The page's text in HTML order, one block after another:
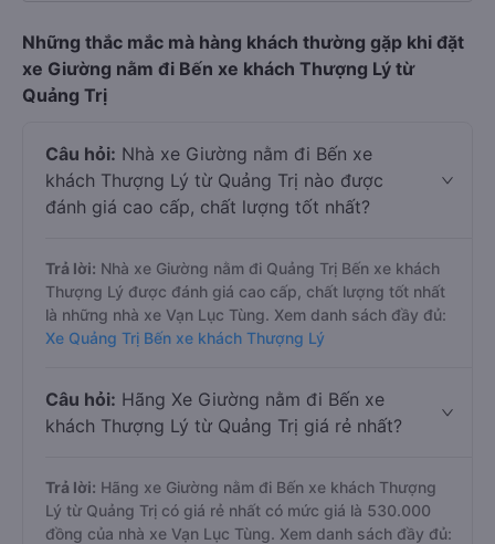
Những thắc mắc mà hàng khách thường gặp khi đặt
xe Giường nằm đi Bến xe khách Thượng Lý từ
Quảng Trị
Câu hỏi: Nhà xe Giường nằm đi Bến xe
khách Thượng Lý từ Quảng Trị nào được
đánh giá cao cấp, chất lượng tốt nhất?
Trả lời: Nhà xe Giường nằm đi Quảng Trị Bến xe khách
Thượng Lý được đánh giá cao cấp, chất lượng tốt nhất
là những nhà xe Vạn Lục Tùng. Xem danh sách đầy đủ:
Xe Quảng Trị Bến xe khách Thượng Lý
Câu hỏi: Hãng Xe Giường nằm đi Bến xe
khách Thượng Lý từ Quảng Trị giá rẻ nhất?
Trả lời: Hãng xe Giường nằm đi Bến xe khách Thượng
Lý từ Quảng Trị có giá rẻ nhất có mức giá là 530.000
đồng của nhà xe Vạn Lục Tùng. Xem danh sách đầy đủ: